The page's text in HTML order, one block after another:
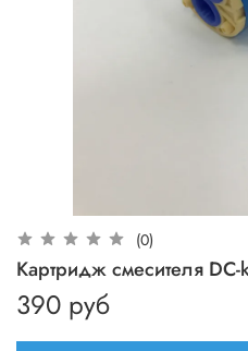
(0)
Картридж смесителя DC-
390 руб